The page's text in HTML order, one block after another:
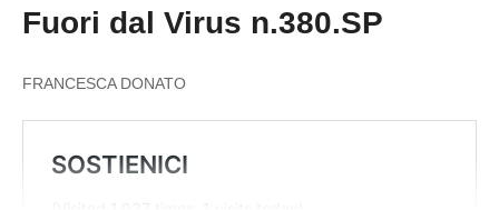
Virus n.379.SP
Fuori dal Virus n.380.SP
FRANCESCA DONATO